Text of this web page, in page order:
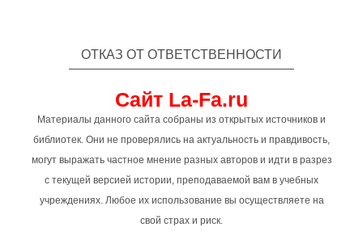
ОТКАЗ ОТ ОТВЕТСТВЕННОСТИ
Сайт La-Fa.ru
Материалы данного сайта собраны из открытых источников и
библиотек. Они не проверялись на актуальность и правдивость,
могут выражать частное мнение разных авторов и идти в разрез
с текущей версией истории, преподаваемой вам в учебных
учреждениях. Любое их использование вы осуществляете на
свой страх и риск.